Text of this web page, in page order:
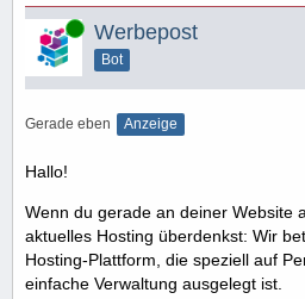
Online Werbepost
Bot
Gerade eben Anzeige
Hallo!
Wenn du gerade an deiner Website
aktuelles Hosting überdenkst: Wir
Hosting-Plattform, die speziell auf
einfache Verwaltung ausgelegt ist.